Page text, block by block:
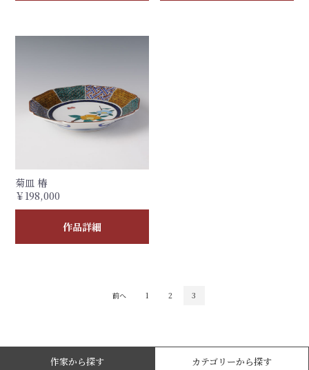
菊皿 椿
￥198,000
作品詳細
前へ 1 2 3
作家から探す カテゴリーから探す